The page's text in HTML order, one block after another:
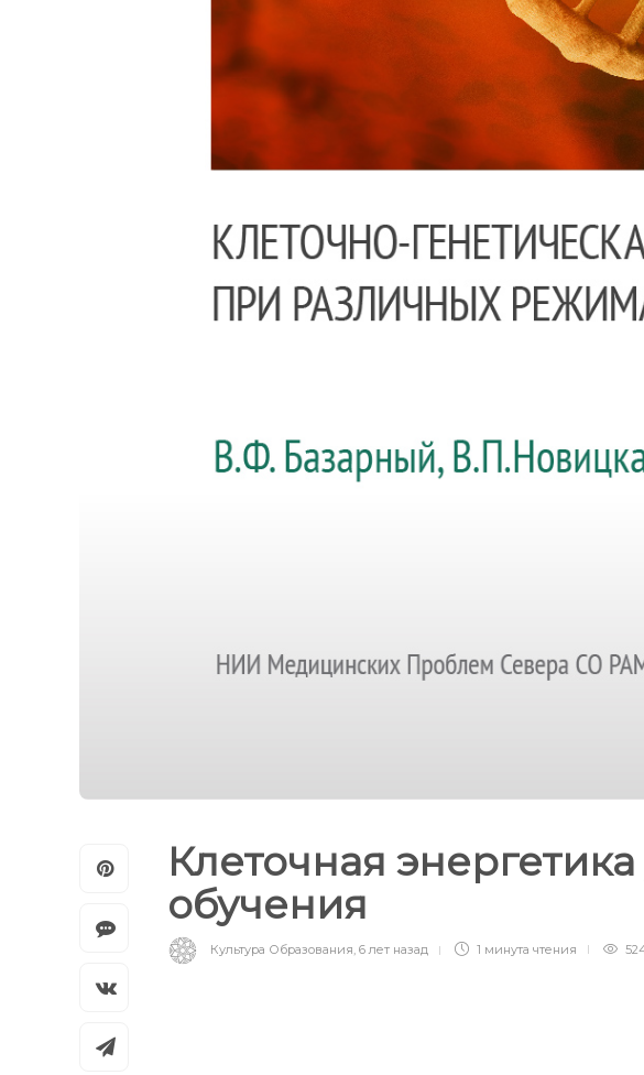
Клеточная
обучения
Культура Образования, 6 лет назад 1 минута чтения